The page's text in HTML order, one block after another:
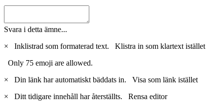
Svara i detta ämne...
×
Inklistrad som formaterad text. Klistra in som klartext istället
Only 75 emoji are allowed.
×
Din länk har automatiskt bäddats in. Visa som länk istället
×
Ditt tidigare innehåll har återställts. Rensa editor